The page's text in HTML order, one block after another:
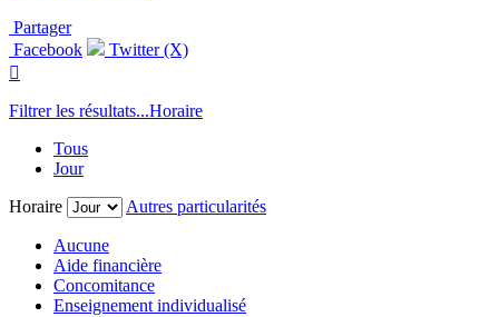
Partager
Facebook
Twitter (X)

Filtrer les résultats...Horaire
Tous
Jour
Horaire
Autres particularités
Aucune
Aide financière
Concomitance
Enseignement individualisé